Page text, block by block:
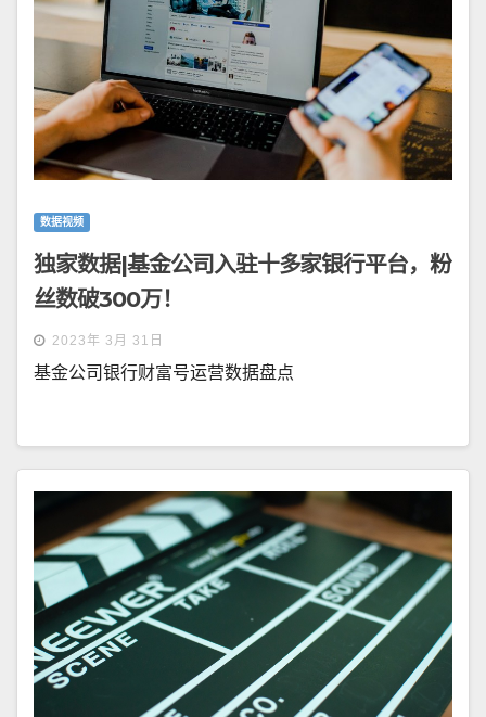
数据视频
独家数据|基金公司入驻十多家银行平台，粉
丝数破300万！
2023年 3月 31日
基金公司银行财富号运营数据盘点